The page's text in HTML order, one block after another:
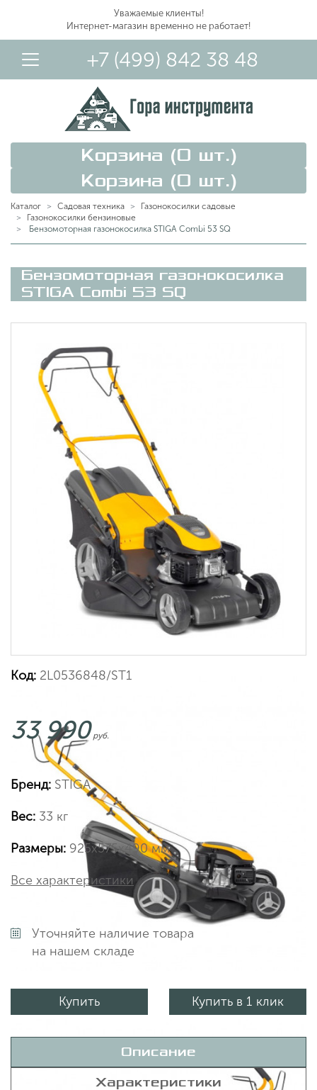
Уважаемые клиенты!
Интернет-магазин временно не работает!
+7 (499) 842 38 48
Корзина (0 шт.)
Корзина (0 шт.)
Каталог Садовая техника
Газонокосилки садовые
Газонокосилки бензиновые
Бензомоторная газонокосилка STIGA Combi 53 SQ
Бензомоторная газонокосилка
STIGA Combi 53 SQ
Код: 2L0536848/ST1
33 990 руб.
Бренд: STIGA
Вес: 33 кг
Размеры: 925х575х490 мм
Все характеристики
Уточняйте наличие товара
на нашем складе
Купить Купить в 1 клик
Описание
Характеристики